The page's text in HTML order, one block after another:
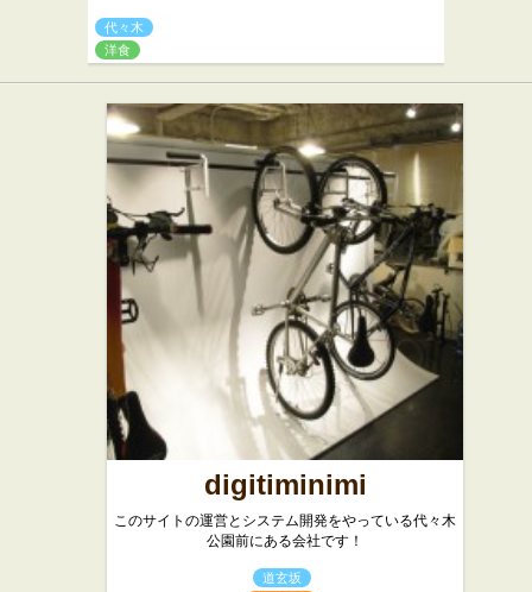
代々木
洋食
digitiminimi
このサイトの運営とシステム開発をやっている代々木
公園前にある会社です！
道玄坂